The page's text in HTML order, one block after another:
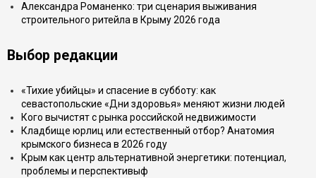
Александра Романенко: три сценария выживания
строительного ритейла в Крыму 2026 года
Выбор редакции
«Тихие убийцы» и спасение в субботу: как
севастопольские «Дни здоровья» меняют жизни людей
Кого вычистят с рынка российской недвижимости
Кладбище юрлиц или естественный отбор? Анатомия
крымского бизнеса в 2026 году
Крым как центр альтернативной энергетики: потенциал,
проблемы и перспективыф